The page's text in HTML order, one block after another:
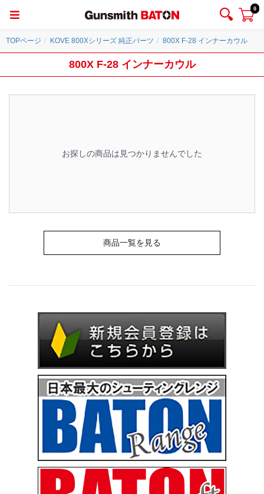
0
TOPページ KOVE 800Xシリーズ 純正パーツ 800X F-28 インナーカウル
800X F-28 インナーカウル
お探しの商品は見つかりませんでした
商品一覧を見る